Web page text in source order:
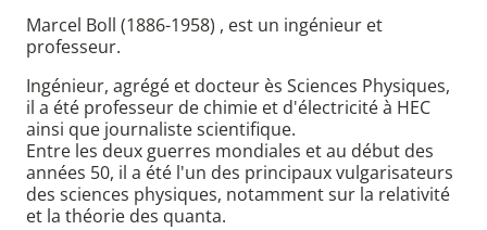
Marcel Boll (1886-1958) , est un ingénieur et
professeur.
Ingénieur, agrégé et docteur ès Sciences Physiques,
il a été professeur de chimie et d'électricité à HEC
ainsi que journaliste scientifique.
Entre les deux guerres mondiales et au début des
années 50, il a été l'un des principaux vulgarisateurs
des sciences physiques, notamment sur la relativité
et la théorie des quanta.